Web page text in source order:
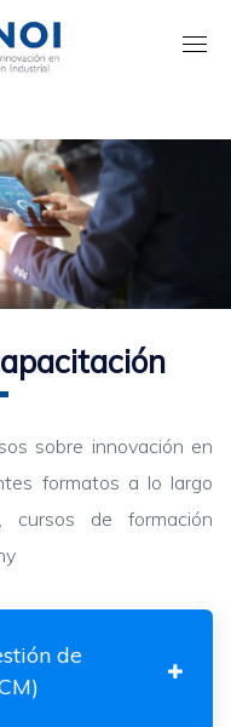
sobre innovación en
formatos a lo largo
cursos de formación
de